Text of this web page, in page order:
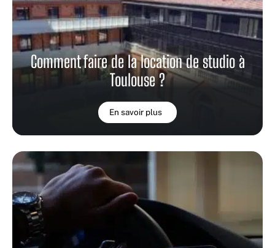
Comment faire de la location de studio à
Toulouse ?
En savoir plus